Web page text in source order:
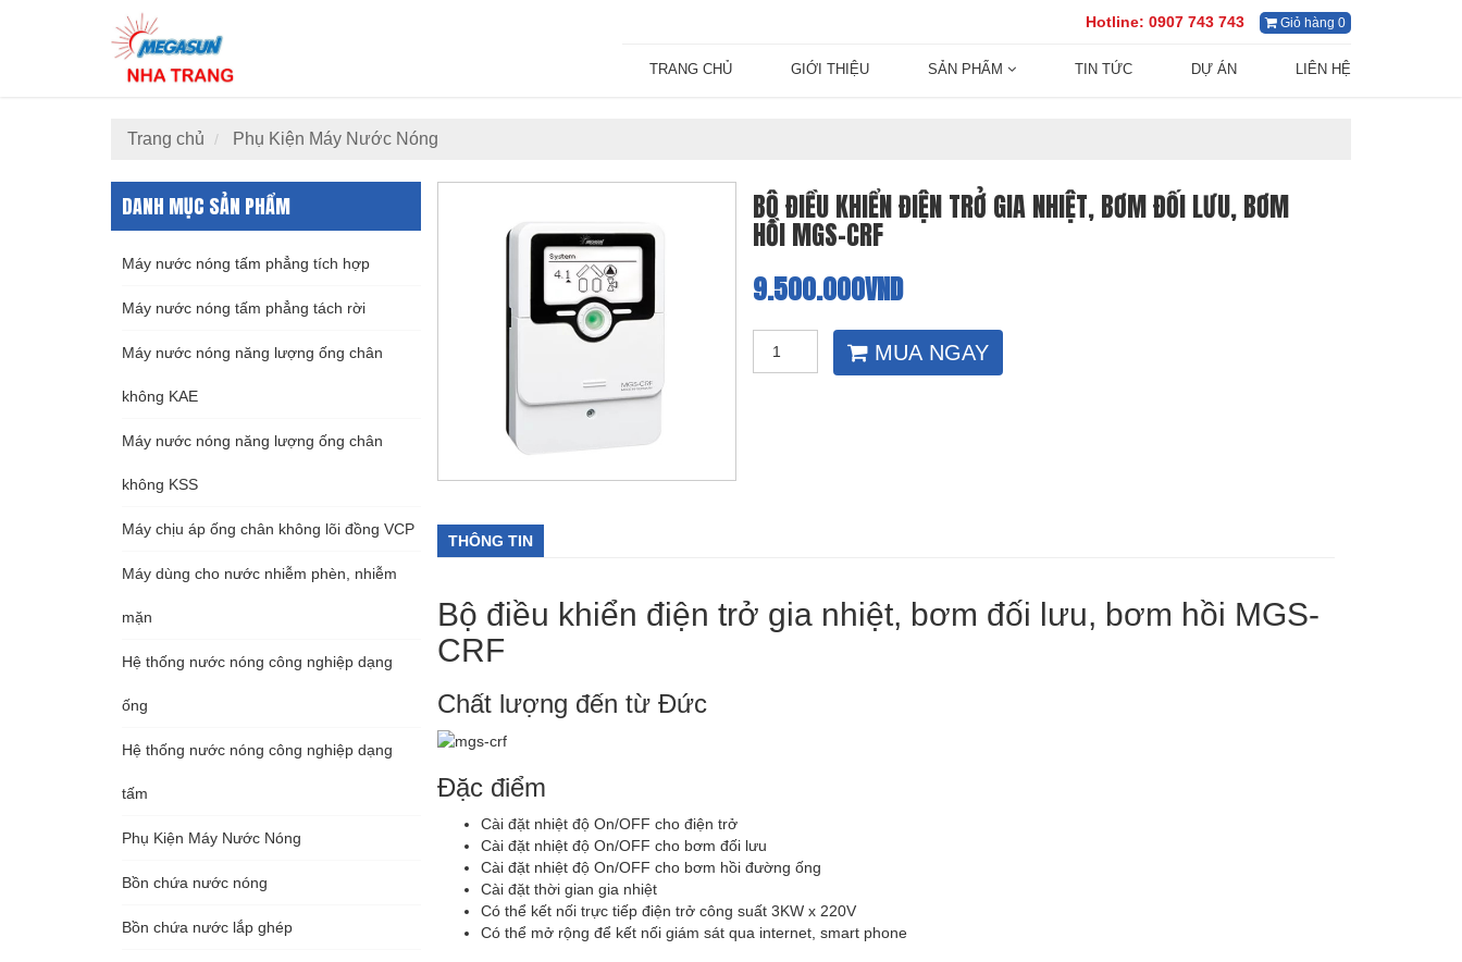
Hotline: 0907 743 743 Giỏ hàng 0
TRANG CHỦ GIỚI THIỆU SẢN PHẨM TIN TỨC DỰ ÁN LIÊN HỆ
Trang chủ Phụ Kiện Máy Nước Nóng
DANH MỤC SẢN PHẨM
Máy nước nóng tấm phẳng tích hợp
Máy nước nóng tấm phẳng tách rời
Máy nước nóng năng lượng ống chân
không KAE
Máy nước nóng năng lượng ống chân
không KSS
Máy chịu áp ống chân không lõi đồng VCP
Máy dùng cho nước nhiễm phèn, nhiễm
mặn
Hệ thống nước nóng công nghiệp dạng
ống
Hệ thống nước nóng công nghiệp dạng
tấm
Phụ Kiện Máy Nước Nóng
Bồn chứa nước nóng
Bồn chứa nước lắp ghép
BỘ ĐIỀU KHIỂN ĐIỆN TRỞ GIA NHIỆT, BƠM ĐỐI LƯU, BƠM
HỒI MGS-CRF
9.500.000VND
MUA NGAY
THÔNG TIN
Bộ điều khiển điện trở gia nhiệt, bơm đối lưu, bơm hồi MGS-
CRF
Chất lượng đến từ Đức
Đặc điểm
Cài đặt nhiệt độ On/OFF cho điện trở
Cài đặt nhiệt độ On/OFF cho bơm đối lưu
Cài đặt nhiệt độ On/OFF cho bơm hồi đường ống
Cài đặt thời gian gia nhiệt
Có thể kết nối trực tiếp điện trở công suất 3KW x 220V
Có thể mở rộng để kết nối giám sát qua internet, smart phone